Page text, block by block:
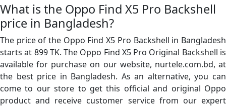
What is the Oppo Find X5 Pro Backshell
price in Bangladesh?
The price of the Oppo Find X5 Pro Backshell in Bangladesh
starts at 899 TK. The Oppo Find X5 Pro Original Backshell is
available for purchase on our website, nurtele.com.bd, at
the best price in Bangladesh. As an alternative, you can
come to our store to get this official and original Oppo
product and receive customer service from our expert